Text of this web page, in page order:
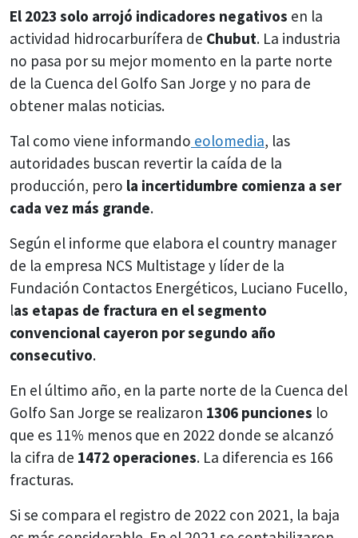
El 2023 solo arrojó indicadores negativos en la
actividad hidrocarburífera de Chubut. La industria
no pasa por su mejor momento en la parte norte
de la Cuenca del Golfo San Jorge y no para de
obtener malas noticias.
Tal como viene informando eolomedia, las
autoridades buscan revertir la caída de la
producción, pero la incertidumbre comienza a ser
cada vez más grande.
Según el informe que elabora el country manager
de la empresa NCS Multistage y líder de la
Fundación Contactos Energéticos, Luciano Fucello,
las etapas de fractura en el segmento
convencional cayeron por segundo año
consecutivo.
En el último año, en la parte norte de la Cuenca del
Golfo San Jorge se realizaron 1306 punciones lo
que es 11% menos que en 2022 donde se alcanzó
la cifra de 1472 operaciones. La diferencia es 166
fracturas.
Si se compara el registro de 2022 con 2021, la baja